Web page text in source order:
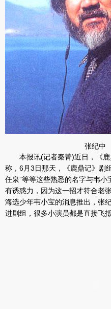
张纪中
本报讯(记者秦菁)近日，《鹿
称，6月3日那天，《鹿鼎记》剧
任泉”等等这些熟悉的名字与韦小
有诱惑力，因为这一招才符合
海选少年韦小宝的消息推出，张
进剧组，很多小演员都是直接飞